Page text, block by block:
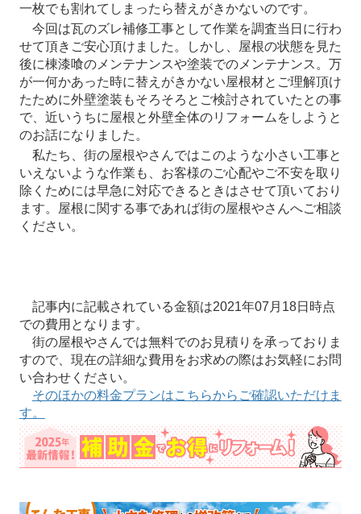
一枚でも割れてしまったら替えがきかないのです。
今回は瓦のズレ補修工事として作業を調査当日に行わ
せて頂きご安心頂けました。しかし、屋根の状態を見た
後に棟漆喰のメンテナンスや塗装でのメンテナンス。万
が一何かあった時に替えがきかない屋根材とご理解頂け
たために外壁塗装もそろそろとご検討されていたとの事
で、近いうちに屋根と外壁全体のリフォームをしようと
のお話になりました。
私たち、街の屋根やさんではこのような小さい工事と
いえないような作業も、お客様のご心配やご不安を取り
除くためには早急に対応できるときはさせて頂いており
ます。屋根に関する事であれば街の屋根やさんへご相談
ください。
記事内に記載されている金額は2021年07月18日時点
での費用となります。
街の屋根やさんでは無料でのお見積りを承っておりま
すので、現在の詳細な費用をお求めの際はお気軽にお問
い合わせください。
そのほかの料金プランはこちらからご確認いただけま
す。